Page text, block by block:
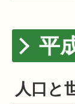
平
人口と